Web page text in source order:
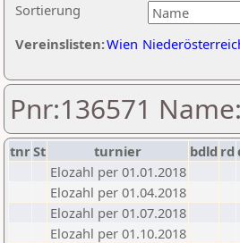
Sortierung
Vereinslisten:Wien
Pnr:136571
tnrSt turnier bdld rd
Elozahl per 01.01.2018
Elozahl per 01.04.2018
Elozahl per 01.07.2018
Elozahl per 01.10.2018